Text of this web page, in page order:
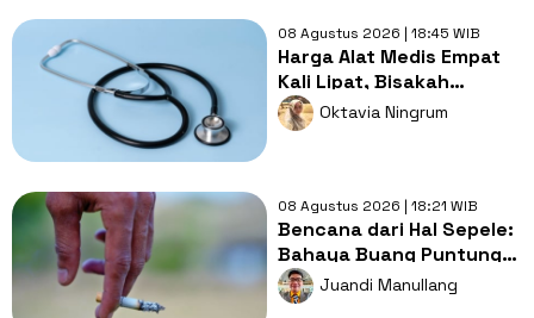
08 Agustus 2026 | 18:45 WIB
Harga Alat Medis Empat
Kali Lipat, Bisakah
Layanan Kesehatan
Tetap Murah?
Oktavia Ningrum
08 Agustus 2026 | 18:21 WIB
Bencana dari Hal Sepele:
Bahaya Buang Puntung
Rokok Sembarangan di
Musim Kemarau
Juandi Manullang